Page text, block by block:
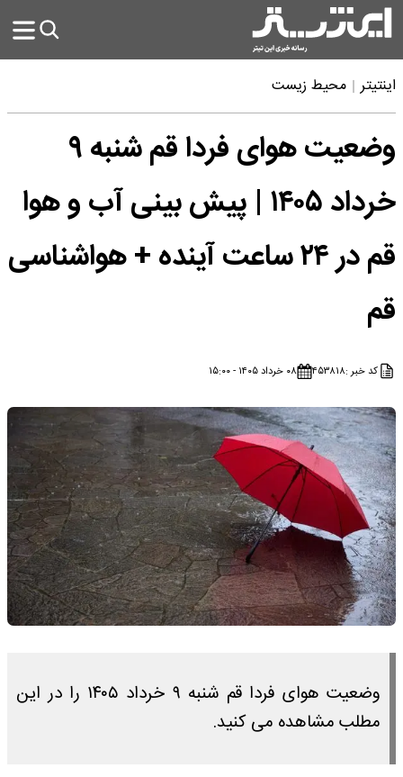
اینتیتر محیط زیست
وضعیت هوای فردا قم شنبه ۹
خرداد ۱۴۰۵ | پیش بینی آب و هوا
قم در ۲۴ ساعت آینده + هواشناسی
قم
کد خبر :۴۵۳۸۱۸ ۰۸ خرداد ۱۴۰۵ - ۱۵:۰۰
وضعیت هوای فردا قم شنبه ۹ خرداد ۱۴۰۵ را در این
مطلب مشاهده می کنید.